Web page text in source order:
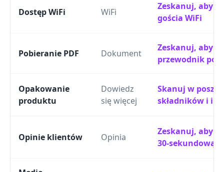
Dostęp WiFi WiFi
Zeskanuj, aby
gościa WiFi
Pobieranie PDF Dokument
Zeskanuj, aby
przewodnik po
Opakowanie
produktu
Dowiedz
się więcej
Skanuj w
składników i
Opinie klientów Opinia
Zeskanuj, aby
30-sekundową